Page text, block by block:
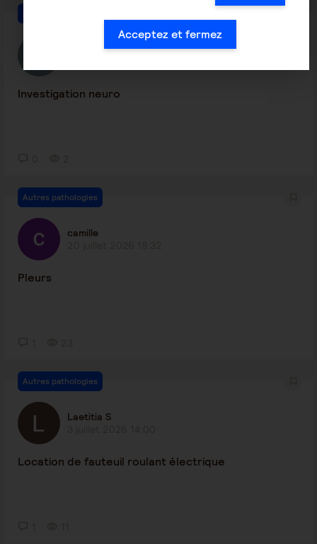
Autres pathologies
euryale mory
Investigation neuro
Autres pathologies
camille
Pleurs
Autres pathologies
Laetitia S
Location de fauteuil roulant électrique
Acceptez et fermez